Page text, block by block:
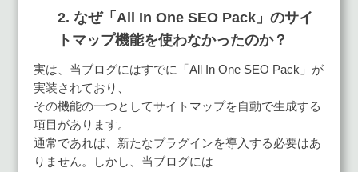
2. なぜ「All In One SEO Pack」のサイ
トマップ機能を使わなかったのか？
実は、当ブログにはすでに「All In One SEO Pack」が
実装されており、
その機能の一つとしてサイトマップを自動で生成する
項目があります。
通常であれば、新たなプラグインを導入する必要はあ
りません。しかし、当ブログには